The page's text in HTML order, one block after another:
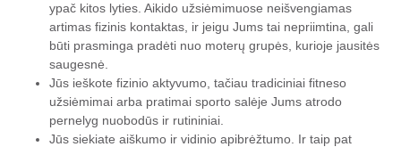
ypač kitos lyties. Aikido užsiėmimuose neišvengiamas
artimas fizinis kontaktas, ir jeigu Jums tai nepriimtina, gali
būti prasminga pradėti nuo moterų grupės, kurioje jausitės
saugesnė.
Jūs ieškote fizinio aktyvumo, tačiau tradiciniai fitneso
užsiėmimai arba pratimai sporto salėje Jums atrodo
pernelyg nuobodūs ir rutininiai.
Jūs siekiate aiškumo ir vidinio apibrėžtumo. Ir taip pat